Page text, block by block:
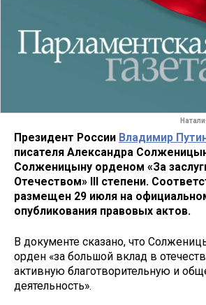
Президент России Владимир
писателя Александра
Солженицыну орденом «За
Отечеством» III степени.
размещен 29 июля на
опубликования правовых актов.
В документе сказано, что
орден «за большой вклад в
активную благотворительную и
деятельность».